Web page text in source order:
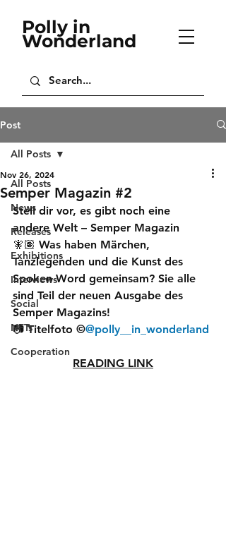
Polly in
Wonderland
Post
All Posts
News
Releases
Exhibitions
Interviews
Social
NFTs
Cooperation
All Posts
Semper Magazin #2
Nov 26, 2024
Stell dir vor, es gibt noch eine
andere Welt – Semper Magazin
🧚🏽 Was haben Märchen,
Tanzlegenden und die Kunst des
Spoken Word gemeinsam? Sie alle
sind Teil der neuen Ausgabe des
Semper Magazins!
📷 Titelfoto ©@polly__in_wonderland
READING LINK